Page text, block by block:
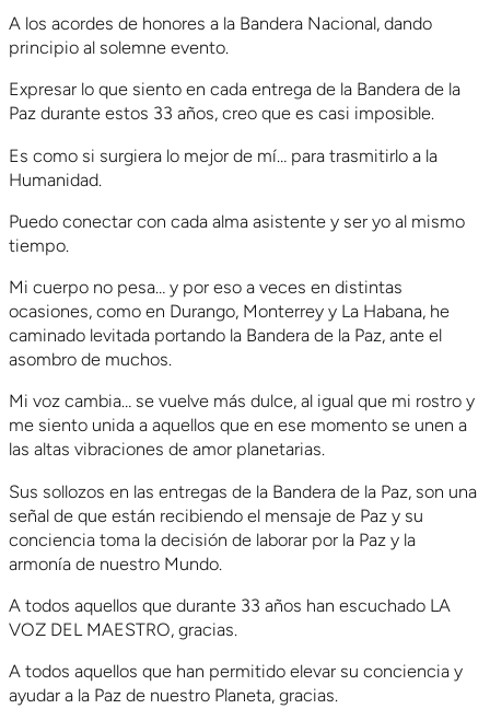
A los acordes de honores a la Bandera Nacional, dando
principio al solemne evento.
Expresar lo que siento en cada entrega de la Bandera de la
Paz durante estos 33 años, creo que es casi imposible.
Es como si surgiera lo mejor de mí… para trasmitirlo a la
Humanidad.
Puedo conectar con cada alma asistente y ser yo al mismo
tiempo.
Mi cuerpo no pesa… y por eso a veces en distintas
ocasiones, como en Durango, Monterrey y La Habana, he
caminado levitada portando la Bandera de la Paz, ante el
asombro de muchos.
Mi voz cambia… se vuelve más dulce, al igual que mi rostro y
me siento unida a aquellos que en ese momento se unen a
las altas vibraciones de amor planetarias.
Sus sollozos en las entregas de la Bandera de la Paz, son una
señal de que están recibiendo el mensaje de Paz y su
conciencia toma la decisión de laborar por la Paz y la
armonía de nuestro Mundo.
A todos aquellos que durante 33 años han escuchado LA
VOZ DEL MAESTRO, gracias.
A todos aquellos que han permitido elevar su conciencia y
ayudar a la Paz de nuestro Planeta, gracias.